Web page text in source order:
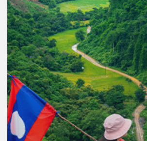
เพลง
บทความ
ข่าว
และ
กิจกรรม